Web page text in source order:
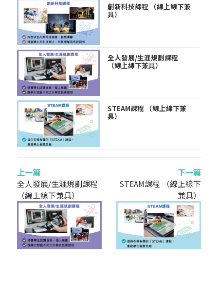
創新科技課程 （線上線下兼
具）
全人發展/生涯規劃課程
（線上線下兼具）
STEAM課程 （線上線下兼
具）
上一篇
全人發展/生涯規劃課程
（線上線下兼具）
下一篇
STEAM課程 （線上線下
兼具）